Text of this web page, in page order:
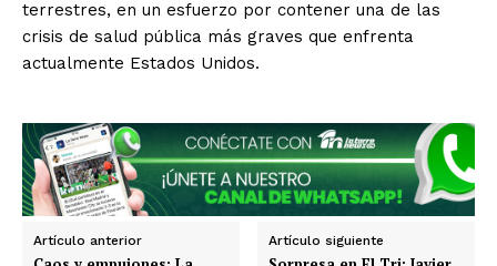
SUSCRIBIRSE
Estados
terrestres, en un esfuerzo por contener una de las
crisis de salud pública más graves que enfrenta
actualmente Estados Unidos.
Artículo anterior Artículo siguiente